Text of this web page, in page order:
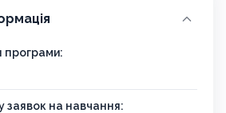
програми:
заявок на навчання: